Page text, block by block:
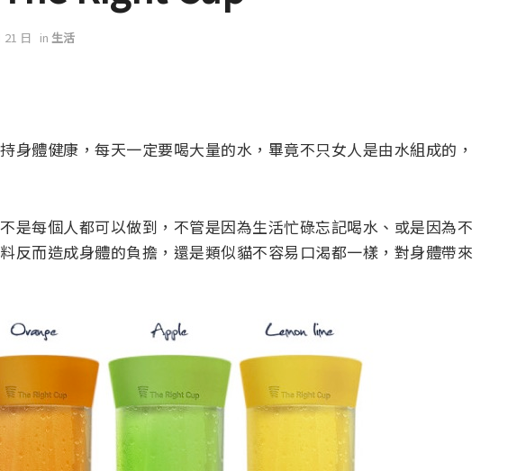
21 日 in 生活
身體健康，每天一定要喝大量的水，畢竟不只女人是由水組成的，
是每個人都可以做到，不管是因為生活忙碌忘記喝水、或是因為不
反而造成身體的負擔，還是類似貓不容易口渴都一樣，對身體帶來